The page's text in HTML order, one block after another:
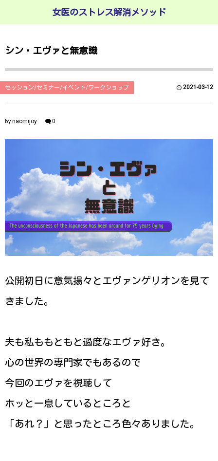
女医のストレス解消メソッド
シン・エヴァと無意識
セッション/セミナー/イベント/ワークショップ 2021-03-12
by naomijoy 0
公開初日に意気揚々とエヴァンゲリオンを見て
きました。
夫も私ももともと過度なエヴァ好き。
心の世界の専門家でもあるので
今回のエヴァを視聴して
ホッと一息しているところと
「あれ？」と思ったところ色々ありました。